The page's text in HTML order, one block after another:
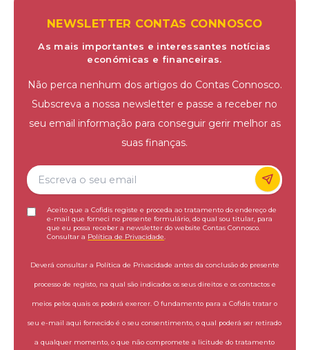
NEWSLETTER CONTAS CONNOSCO
As mais importantes e interessantes notícias
económicas e financeiras.
Não perca nenhum dos artigos do Contas Connosco.
Subscreva a nossa newsletter e passe a receber no
seu email informação para conseguir gerir melhor as
suas finanças.
Aceito que a Cofidis registe e proceda ao tratamento do endereço de
e-mail que forneci no presente formulário, do qual sou titular, para
que eu possa receber a newsletter do website Contas Connosco.
Consultar a Política de Privacidade
Deverá consultar a Política de Privacidade antes da conclusão do presente
processo de registo, na qual são indicados os seus direitos e os contactos e
meios pelos quais os poderá exercer. O fundamento para a Cofidis tratar o
seu e-mail aqui fornecido é o seu consentimento, o qual poderá ser retirado
a qualquer momento, o que não compromete a licitude do tratamento